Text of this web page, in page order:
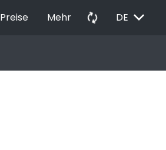
Preise Mehr autorenew DE EXPAND_MORE